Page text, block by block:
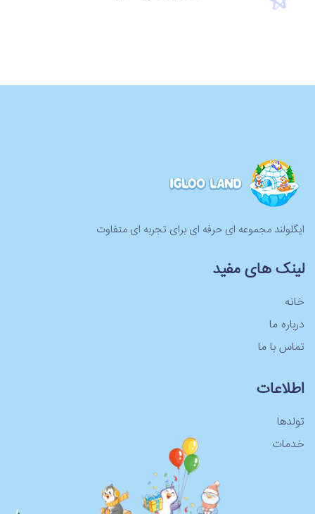
ایگلولند مجموعه ای حرفه ای برای تجربه ای متفاوت
لینک های مفید
خانه
درباره ما
تماس با ما
اطلاعات
تولدها
خدمات